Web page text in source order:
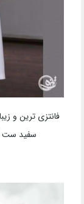
فانتزی ترین و
سفید ست